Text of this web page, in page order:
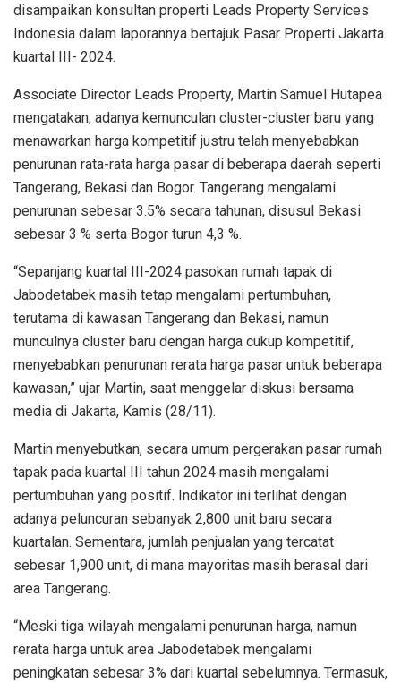
disampaikan konsultan properti Leads Property Services
Indonesia dalam laporannya bertajuk Pasar Properti Jakarta
kuartal III- 2024.
Associate Director Leads Property, Martin Samuel Hutapea
mengatakan, adanya kemunculan cluster-cluster baru yang
menawarkan harga kompetitif justru telah menyebabkan
penurunan rata-rata harga pasar di beberapa daerah seperti
Tangerang, Bekasi dan Bogor. Tangerang mengalami
penurunan sebesar 3.5% secara tahunan, disusul Bekasi
sebesar 3 % serta Bogor turun 4,3 %.
“Sepanjang kuartal III-2024 pasokan rumah tapak di
Jabodetabek masih tetap mengalami pertumbuhan,
terutama di kawasan Tangerang dan Bekasi, namun
munculnya cluster baru dengan harga cukup kompetitif,
menyebabkan penurunan rerata harga pasar untuk beberapa
kawasan,” ujar Martin, saat menggelar diskusi bersama
media di Jakarta, Kamis (28/11).
Martin menyebutkan, secara umum pergerakan pasar rumah
tapak pada kuartal III tahun 2024 masih mengalami
pertumbuhan yang positif. Indikator ini terlihat dengan
adanya peluncuran sebanyak 2,800 unit baru secara
kuartalan. Sementara, jumlah penjualan yang tercatat
sebesar 1,900 unit, di mana mayoritas masih berasal dari
area Tangerang.
“Meski tiga wilayah mengalami penurunan harga, namun
rerata harga untuk area Jabodetabek mengalami
peningkatan sebesar 3% dari kuartal sebelumnya. Termasuk,